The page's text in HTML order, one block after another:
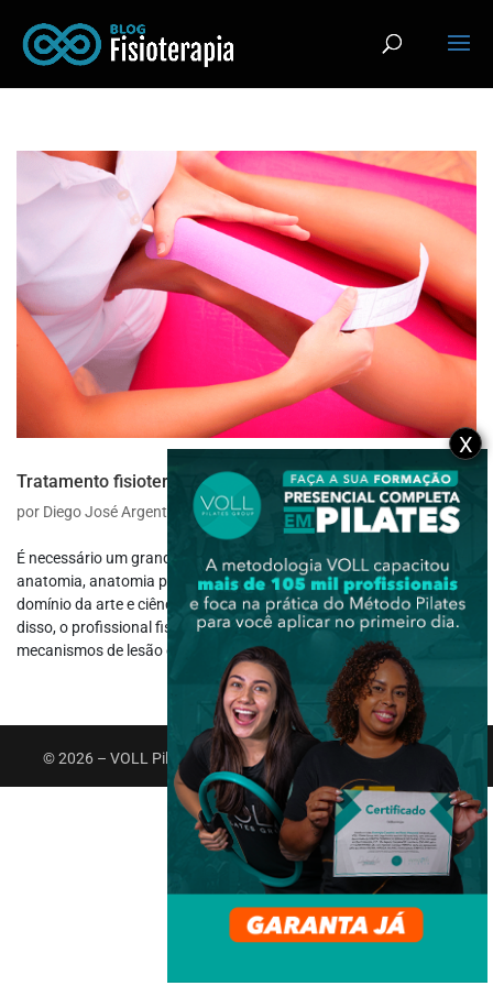
Tratamento fisioterapêutico com bandagens funcionais
por Diego José Argenton Telarolli|out 17, 2018|Fisiologia
É necessário um grande nível de conhecimento e compreensão da
anatomia, anatomia palpatória e biomecânica humana para o
domínio da arte e ciência das órteses e bandagens funcionais. Além
disso, o profissional fisioterapeuta deve compreender os
mecanismos de lesão e a...
© 2026 – VOLL Pilates Group. Todos os direitos reservados.
X